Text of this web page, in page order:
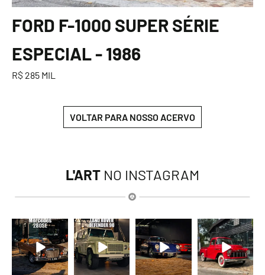
FORD F-1000 SUPER SÉRIE
ESPECIAL - 1986
R$ 285 MIL
VOLTAR PARA NOSSO ACERVO
L'ART NO INSTAGRAM
lart.br
Ago 9
lart.br
Ago 9
lart.br
Ago 9
lart.br
Ago 9